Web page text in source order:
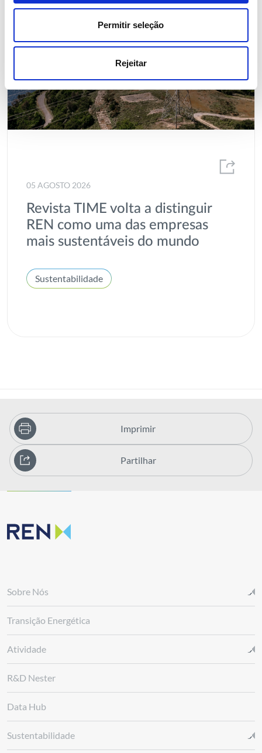
Permitir seleção
Rejeitar
05 AGOSTO 2026
Revista TIME volta a distinguir
REN como uma das empresas
mais sustentáveis do mundo
Sustentabilidade
Imprimir
Partilhar
Sobre Nós
Transição Energética
Atividade
R&D Nester
Data Hub
Sustentabilidade